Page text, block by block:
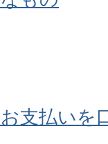
支払いを